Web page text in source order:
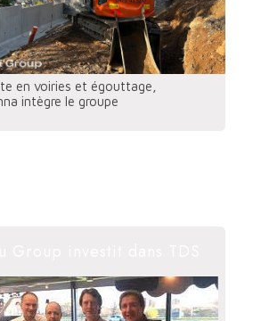
en voiries et égouttage,
intègre le groupe